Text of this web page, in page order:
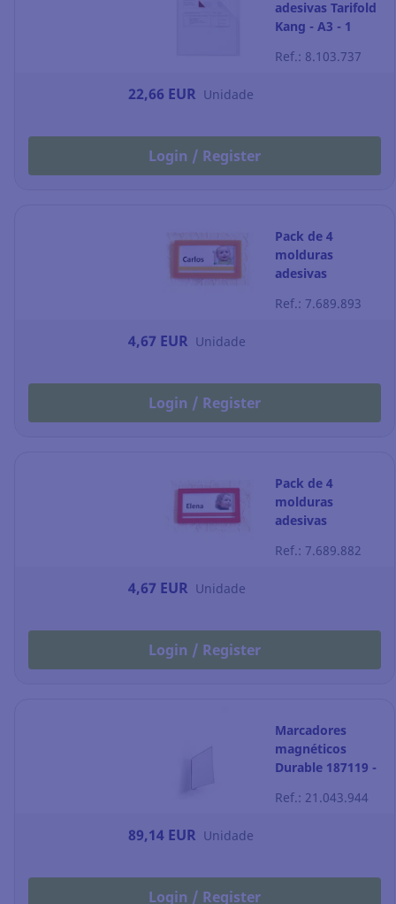
adesivas Tarifold
Kang - A3 - 1
Ref.: 8.103.737
22,66 EUR Unidade
Login / Register
Pack de 4
molduras
adesivas
45mm cor
Ref.: 7.689.893
4,67 EUR Unidade
Login / Register
Pack de 4
molduras
adesivas
45mm cor
Ref.: 7.689.882
4,67 EUR Unidade
Login / Register
Marcadores
magnéticos
Durable 187119 -
Embalagem de
Ref.: 21.043.944
89,14 EUR Unidade
Login / Register